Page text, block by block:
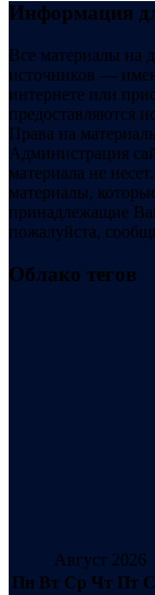
Информация
Все материалы на
источников —
интернете или
предоставляются
Права на
Администрация
материала не
материалы,
принадлежащие
пожалуйста,
Облако тегов
Август 2026
Пн Вт Ср Чт Пт